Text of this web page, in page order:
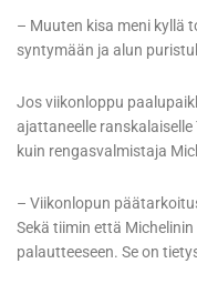
– Muuten kisa meni kyllä
syntymään ja alun
Jos viikonloppu
ajattaneelle
kuin rengasvalmistaja
– Viikonlopun
Sekä tiimin että
palautteeseen. Se on